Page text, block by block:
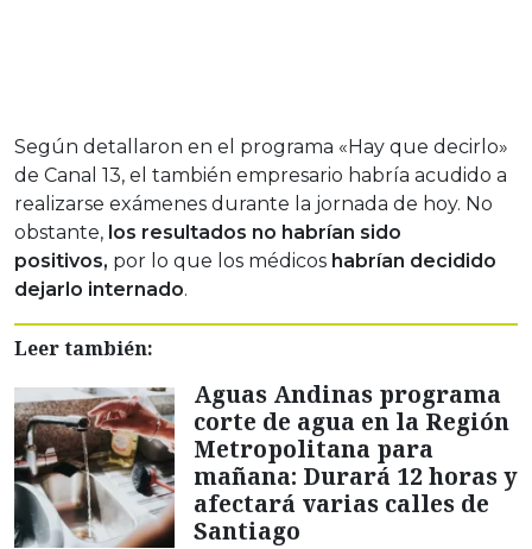
Según detallaron en el programa «Hay que decirlo»
de Canal 13, el también empresario habría acudido a
realizarse exámenes durante la jornada de hoy. No
obstante, los resultados no habrían sido
positivos, por lo que los médicos habrían decidido
dejarlo internado.
Leer también:
Aguas Andinas programa
corte de agua en la Región
Metropolitana para
mañana: Durará 12 horas y
afectará varias calles de
Santiago